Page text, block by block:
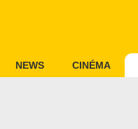
NEWS CINÉMA